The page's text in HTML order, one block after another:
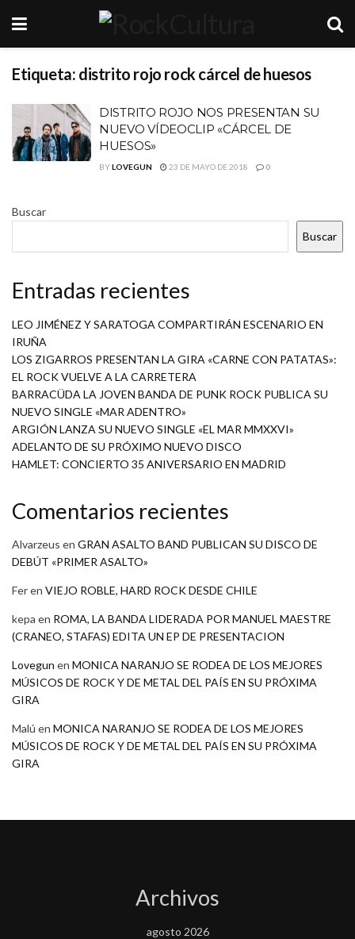
Etiqueta: distrito rojo rock cárcel de huesos
DISTRITO ROJO NOS PRESENTAN SU
NUEVO VÍDEOCLIP «CÁRCEL DE
HUESOS»
BYLOVEGUN 23 DE MAYO DE 2018 0
Buscar
Buscar
Entradas recientes
LEO JIMÉNEZ Y SARATOGA COMPARTIRÁN ESCENARIO EN
IRUÑA
LOS ZIGARROS PRESENTAN LA GIRA «CARNE CON PATATAS»:
EL ROCK VUELVE A LA CARRETERA
BARRACÜDA LA JOVEN BANDA DE PUNK ROCK PUBLICA SU
NUEVO SINGLE «MAR ADENTRO»
ARGIÓN LANZA SU NUEVO SINGLE «EL MAR MMXXVI»
ADELANTO DE SU PRÓXIMO NUEVO DISCO
HAMLET: CONCIERTO 35 ANIVERSARIO EN MADRID
Comentarios recientes
Alvarzeus en GRAN ASALTO BAND PUBLICAN SU DISCO DE
DEBÚT «PRIMER ASALTO»
Feren VIEJO ROBLE, HARD ROCK DESDE CHILE
kepa en ROMA, LA BANDA LIDERADA POR MANUEL MAESTRE
(CRANEO, STAFAS) EDITA UN EP DE PRESENTACION
Lovegun en MONICA NARANJO SE RODEA DE LOS MEJORES
MÚSICOS DE ROCK Y DE METAL DEL PAÍS EN SU PRÓXIMA
GIRA
Malú en MONICA NARANJO SE RODEA DE LOS MEJORES
MÚSICOS DE ROCK Y DE METAL DEL PAÍS EN SU PRÓXIMA
GIRA
Archivos
agosto 2026